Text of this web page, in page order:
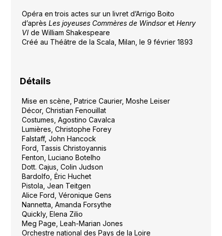
Opéra en trois actes sur un livret d’Arrigo Boito
d’après Les joyeuses Commères de Windsoret Henry
VIde William Shakespeare
Créé au Théâtre de la Scala, Milan, le 9 février 1893
Détails
Mise en scène, Patrice Caurier, Moshe Leiser
Décor, Christian Fenouillat
Costumes, Agostino Cavalca
Lumières, Christophe Forey
Falstaff, John Hancock
Ford, Tassis Christoyannis
Fenton, Luciano Botelho
Dott. Cajus, Colin Judson
Bardolfo, Ėric Huchet
Pistola, Jean Teitgen
Alice Ford, Véronique Gens
Nannetta, Amanda Forsythe
Quickly, Elena Zilio
Meg Page, Leah-Marian Jones
Orchestre national des Pays de la Loire